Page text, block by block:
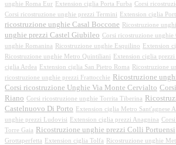
unghie Roma Eur
Extension ciglia Porta Furba Corsi
Corsi ricostruzione unghie prezzi Termini
Extension ciglia
ricostruzione unghie Casal Boccone
Ricostruzione
unghie prezzi Castel Giubileo Corsi ricostruzione unghie
unghie Romanina
Ricostruzione unghie Esquilino
Extension
Ricostruzione unghie Metro Quintiliani
Extension ciglia
ciglia Ardea
Extension ciglia San Pietro Roma Ricostruzione
ricostruzione unghie prezzi Frattocchie
Ricostruzione
Corsi ricostruzione Unghie Via Monte Cervialto
Riano Corsi ricostruzione unghie Torrita Tiberina
Castelnuovo Di Porto
Extension ciglia Metro Sant'agnese
unghie prezzi Ludovisi
Extension ciglia prezzi Anagnina
Torre Gaia
Ricostruzione unghie prezzi Colli Portuensi
Grottaperfetta
Extension ciglia Tolfa Ricostruzione unghie